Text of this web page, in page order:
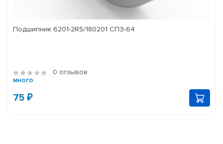
Подшипник 6201-2RS/180201 СПЗ-64
0 отзывов
много
75 ₽